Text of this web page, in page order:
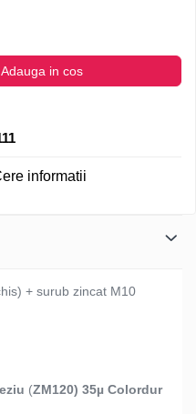
Adauga in cos
informatii
+ surub zincat M10
(ZM120) 35µ Colordur